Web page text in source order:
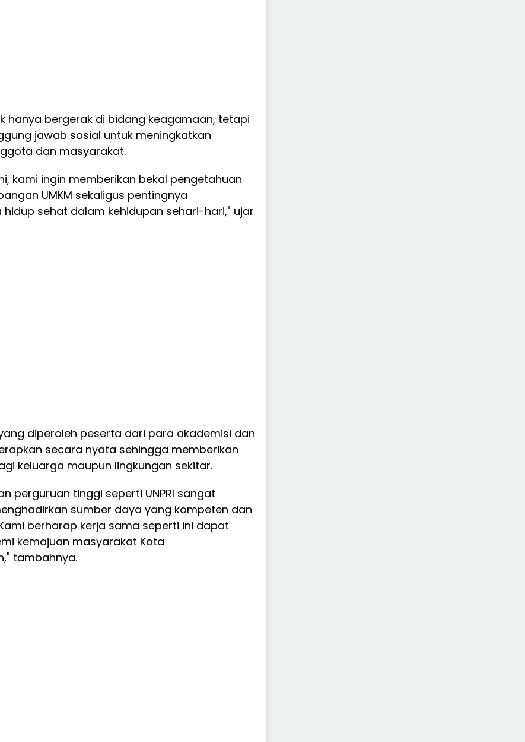
hanya bergerak di bidang keagamaan, tetapi
jawab sosial untuk meningkatkan
dan masyarakat.
kami ingin memberikan bekal pengetahuan
UMKM sekaligus pentingnya
sehat dalam kehidupan sehari-hari," ujar
diperoleh peserta dari para akademisi dan
secara nyata sehingga memberikan
keluarga maupun lingkungan sekitar.
perguruan tinggi seperti UNPRI sangat
sumber daya yang kompeten dan
berharap kerja sama seperti ini dapat
kemajuan masyarakat Kota
tambahnya.